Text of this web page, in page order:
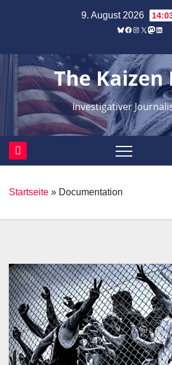
9. August 2026
Bluesky
Facebook
Instagram
X
The Kaizen
Investigativer
Startseite » Documentation